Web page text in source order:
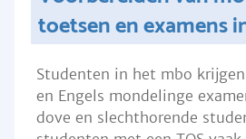
toetsen en examens
Studenten in het mbo
en Engels mondelinge
dove en slechthorende